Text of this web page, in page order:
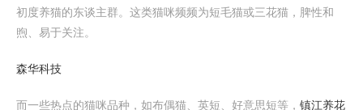
初度养猫的东谈主群。这类猫咪频频为短毛猫或三花猫，脾性和
煦、易于关注。
森华科技
而一些热点的猫咪品种，如布偶猫、英短、好意思短等， 镇江养花